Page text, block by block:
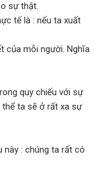
sự thật.
tế là : nếu ta xuất
của mỗi người. Nghĩa
quy chiếu với sự
ta sẽ ở rất xa sự
này : chúng ta rất có